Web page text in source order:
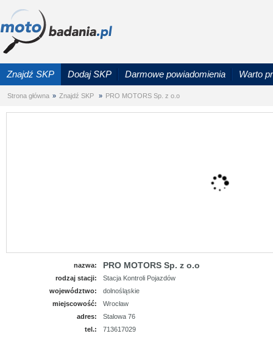
Znajdź SKP Dodaj SKP Darmowe powiadomienia Warto
Strona główna » Znajdź SKP » PRO MOTORS Sp. z o.o
nazwa: PRO MOTORS Sp. z o.o
rodzaj stacji:
Stacja Kontroli Pojazdów
województwo:
dolnośląskie
miejscowość:
Wrocław
adres:
Stalowa 76
tel.:
713617029